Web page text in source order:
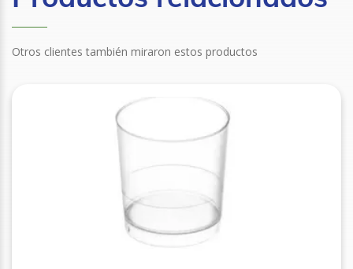
Otros clientes también miraron estos productos